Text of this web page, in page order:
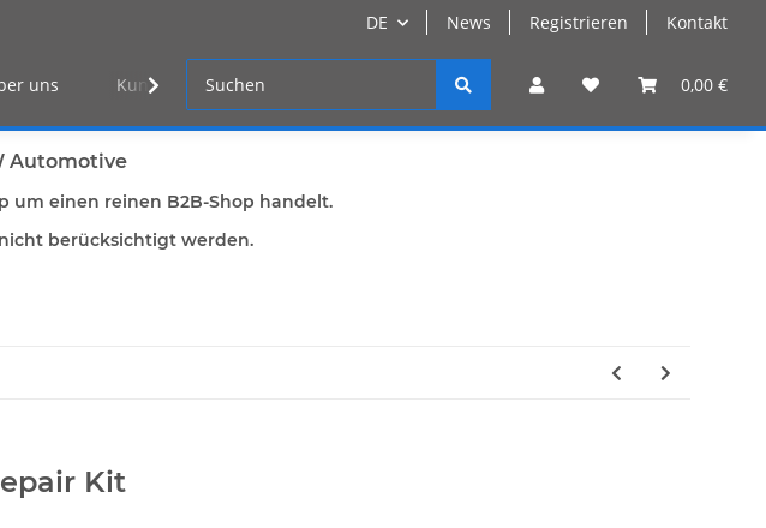
DE News Registrieren Kontakt
0,00 €
uns Kunden Log-in
Automotive
um einen reinen B2B-Shop handelt.
berücksichtigt werden.
Kit